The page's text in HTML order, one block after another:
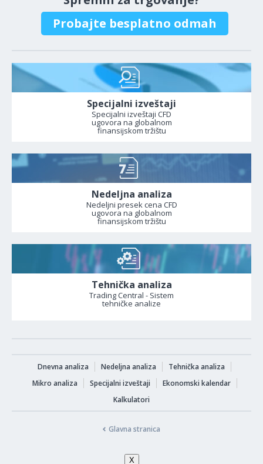
Probajte besplatno odmah
Specijalni izveštaji
Specijalni izveštaji CFD
ugovora na globalnom
finansijskom tržištu
Nedeljna analiza
Nedeljni presek cena CFD
ugovora na globalnom
finansijskom tržištu
Tehnička analiza
Trading Central - Sistem
tehničke analize
Dnevna analiza Nedeljna analiza
Tehnička analiza
Mikro analiza
Specijalni izveštaji
Ekonomski kalendar
Kalkulatori
Glavna stranica